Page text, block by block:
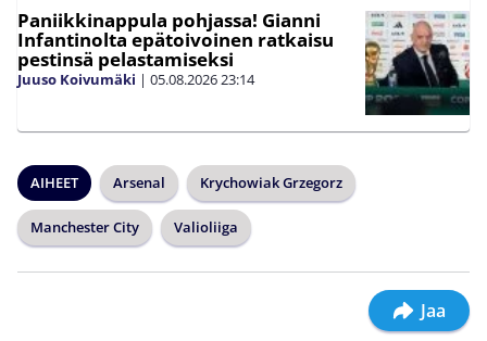
Paniikkinappula pohjassa! Gianni
Infantinolta epätoivoinen ratkaisu
pestinsä pelastamiseksi
Juuso Koivumäki | 05.08.202623:14
AIHEET Arsenal Krychowiak Grzegorz
Manchester City Valioliiga
Jaa